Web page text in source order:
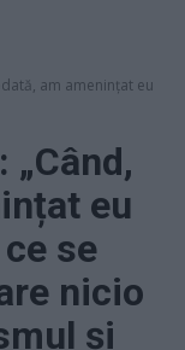
am amenințat eu
eu
se
nicio
şi